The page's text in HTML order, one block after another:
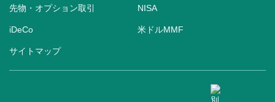
先物・オプション取引 NISA
iDeCo 米ドルMMF
サイトマップ